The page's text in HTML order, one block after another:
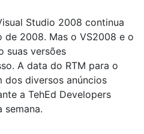
Studio 2008 continua
de 2008. Mas o VS2008 e o
suas versões
A data do RTM para o
dos diversos anúncios
a TehEd Developers
semana.